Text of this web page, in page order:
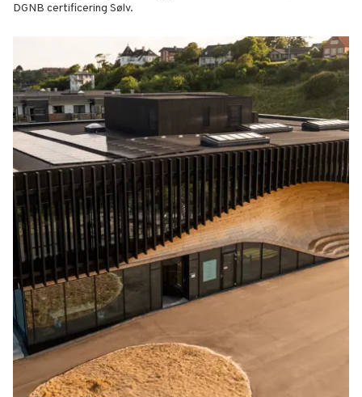
DGNB certificering Sølv.
1.503 KWP solcelleanlæg på lager- og logistikbygning